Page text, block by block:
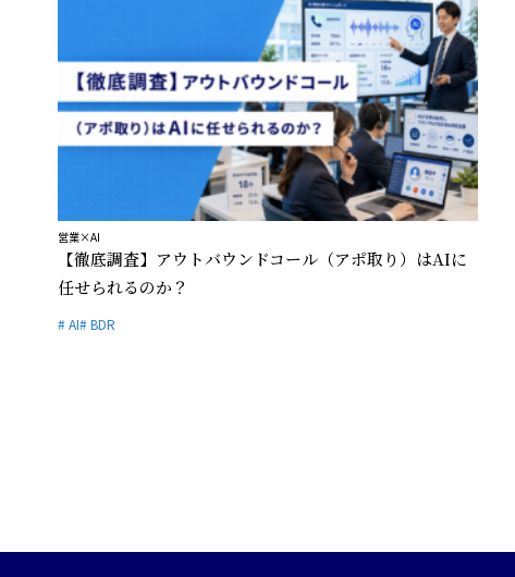
営業×AI
【徹底調査】アウトバウンドコール（アポ取り）はAIに
任せられるのか？
# AI# BDR